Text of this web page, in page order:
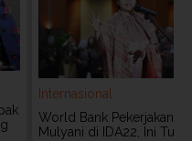
Internasional
World Bank Pekerjakan
Mulyani di IDA22, Ini